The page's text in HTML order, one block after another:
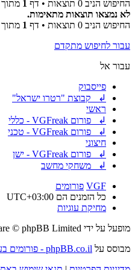
החיפוש הניב 0 תוצאות • דף 1 מתוך
לא נמצאו תוצאות מתאימות.
החיפוש הניב 0 תוצאות • דף
1 מתוך
עבור לחיפוש מתקדם
עבור אל
פייסבוק
↲ קבוצת "רטרו ישראל"
ראשי
↲ פורום VGFreak - כללי
↲ פורום VGFreak - טכני
חיצוני
↲ פורום VGFreak - ישן
↲ משחקי מחשב
VGF פורומים
כל הזמנים הם UTC+03:00
מחיקת עוגיות
מופעל על ידי © phpBB Limited
מבוסס על phpBB.co.il - פורומים בעברית